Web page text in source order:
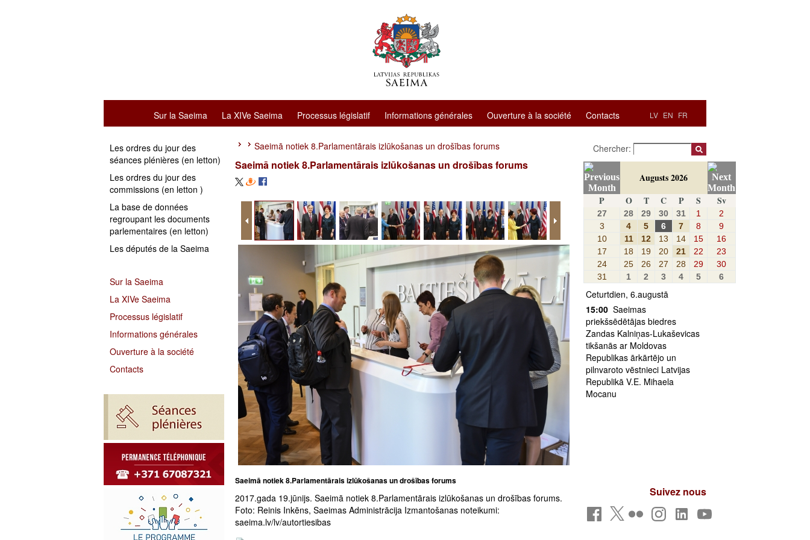
LV EN FR
Sur la Saeima La XIVe Saeima Processus législatif Informations générales Ouverture à la société Contacts
Les ordres du jour des
séances plénières (en letton)
Les ordres du jour des
commissions (en letton )
La base de données
regroupant les documents
parlementaires (en letton)
Les députés de la Saeima
Sur la Saeima
La XIVe Saeima
Processus législatif
Informations générales
Ouverture à la société
Contacts
Saeimā notiek 8.Parlamentārais izlūkošanas un drošības forums
Saeimā notiek 8.Parlamentārais izlūkošanas un drošības forums
Saeimā notiek 8.Parlamentārais izlūkošanas un drošības forums
2017.gada 19.jūnijs. Saeimā notiek 8.Parlamentārais izlūkošanas un drošības forums.
Foto: Reinis Inkēns, Saeimas Administrācija Izmantošanas noteikumi:
saeima.lv/lv/autortiesibas
Chercher:
Augusts 2026
P
O T C P S Sv
27 28 29 30 31 1
2
3
4 5 6 7 8
9
10
11 12 13 14 15
16
17
18 19 20 21 22
23
24
25 26 27 28 29
30
31
1 2 3 4 5 6
Ceturtdien, 6.augustā
15:00 Saeimas
priekšsēdētājas biedres
Zandas Kalniņas-Lukaševicas
tikšanās ar Moldovas
Republikas ārkārtējo un
pilnvaroto vēstnieci Latvijas
Republikā V.E. Mihaela
Mocanu
Suivez nous